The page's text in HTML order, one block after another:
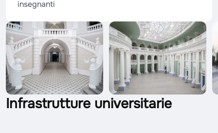
insegnanti
Infrastrutture universitarie